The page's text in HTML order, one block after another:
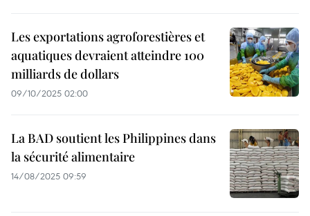
Les exportations agroforestières et
aquatiques devraient atteindre 100
milliards de dollars
09/10/2025 02:00
La BAD soutient les Philippines dans
la sécurité alimentaire
14/08/2025 09:59